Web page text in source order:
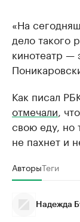
«На
дело такого
кинотеатр —
Как писал
отмечали ,
свою еду, но
не пахнет и
АвторыТеги
Надежда